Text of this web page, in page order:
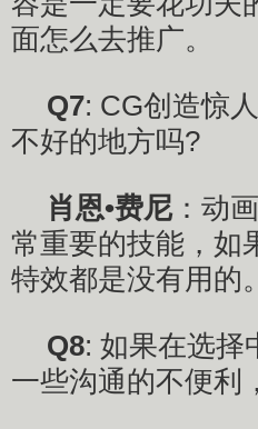
面怎么去推广。
Q7: CG创造惊
不好的地方吗?
肖恩•费尼：动
常重要的技能，如
特效都是没有用的。
Q8: 如果在选择
一些沟通的不便利